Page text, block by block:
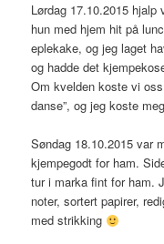
Lørdag 17.10.2015
hun med hjem hit på
eplekake, og jeg laget
og hadde det
Om kvelden koste vi
danse”, og jeg koste
Søndag 18.10.2015 var
kjempegodt for ham.
tur i marka fint for ham.
noter, sortert papirer,
med strikking